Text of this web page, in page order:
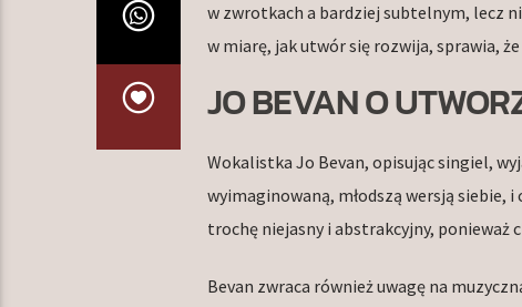
w zwrotkach a bardziej subtelnym, lecz
w miarę, jak utwór się rozwija, sprawia,
JO BEVAN O
Wokalistka Jo Bevan, opisując singiel,
wyimaginowaną, młodszą wersją siebie,
trochę niejasny i abstrakcyjny, ponieważ
Bevan zwraca również uwagę na